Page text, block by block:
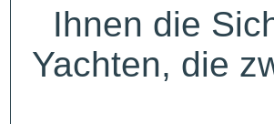
Ihnen die
Yachten, die